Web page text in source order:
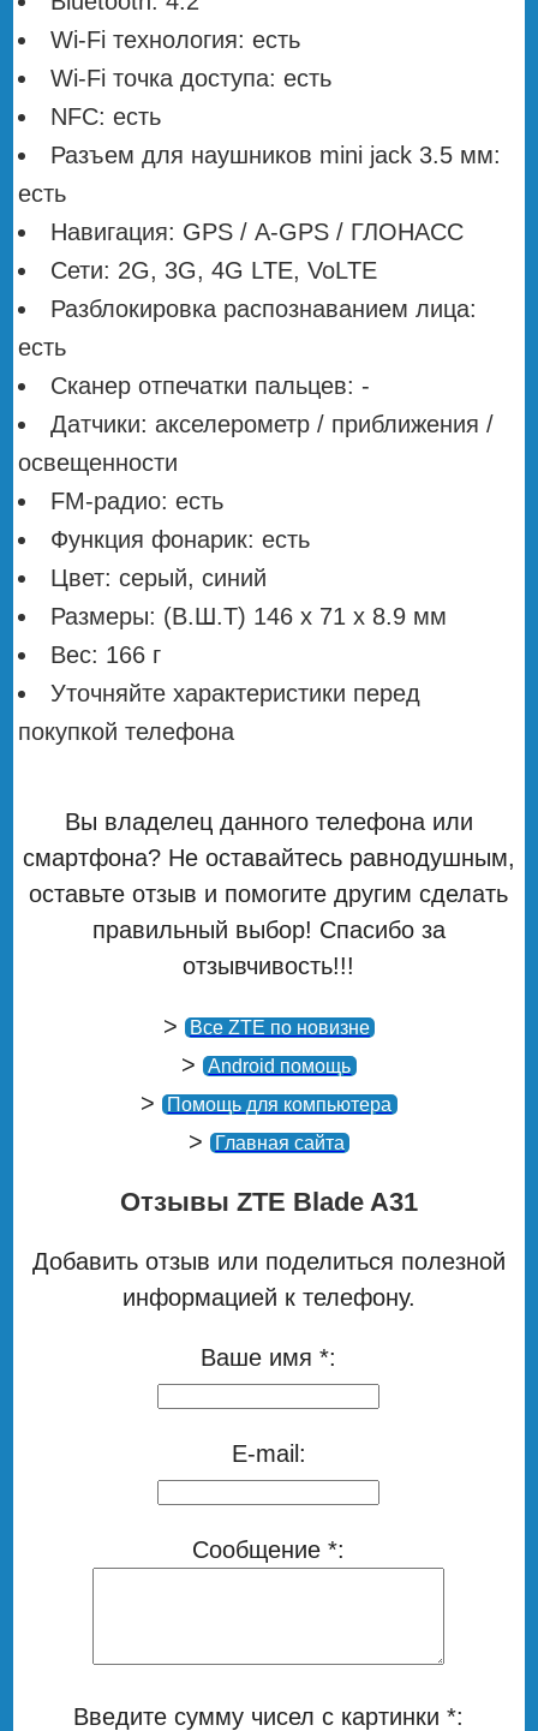
Wi-Fi технология: есть
Wi-Fi точка доступа: есть
NFC: есть
Разъем для наушников mini jack 3.5 мм:
есть
Навигация: GPS / А-GPS / ГЛОНАСС
Сети: 2G, 3G, 4G LTE, VoLTE
Разблокировка распознаванием лица:
есть
Сканер отпечатки пальцев: -
Датчики: акселерометр / приближения /
освещенности
FM-радио: есть
Функция фонарик: есть
Цвет: серый, синий
Размеры: (В.Ш.Т) 146 x 71 x 8.9 мм
Вес: 166 г
Уточняйте характеристики перед
покупкой телефона
Вы владелец данного телефона или
смартфона? Не оставайтесь равнодушным,
оставьте отзыв и помогите другим сделать
правильный выбор! Спасибо за
отзывчивость!!!
> Все ZTE по новизне
> Android помощь
> Помощь для компьютера
> Главная сайта
Отзывы ZTE Blade A31
Добавить отзыв или поделиться полезной
информацией к телефону.
Ваше имя *:
E-mail:
Сообщение *:
Введите сумму чисел с картинки *: